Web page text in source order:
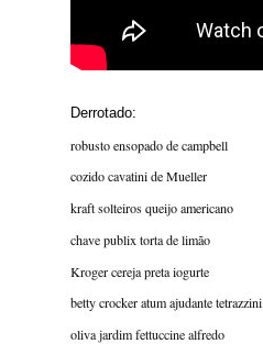
Derrotado:
robusto ensopado de campbell
cozido cavatini de Mueller
kraft solteiros queijo americano
chave publix torta de limão
Kroger cereja preta iogurte
betty crocker atum ajudante tetrazzini
oliva jardim fettuccine alfredo